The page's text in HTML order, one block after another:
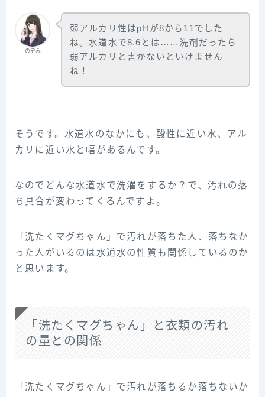
のぞみ
弱アルカリ性はpHが8から11でした
ね。水道水で8.6とは……洗剤だったら
弱アルカリと書かないといけません
ね！
そうです。水道水のなかにも、酸性に近い水、アル
カリに近い水と幅があるんです。
なのでどんな水道水で洗濯をするか？で、汚れの落
ち具合が変わってくるんですよ。
「洗たくマグちゃん」で汚れが落ちた人、落ちなか
った人がいるのは水道水の性質も関係しているのか
と思います。
「洗たくマグちゃん」と衣類の汚れ
の量との関係
「洗たくマグちゃん」で汚れが落ちるか落ちないか